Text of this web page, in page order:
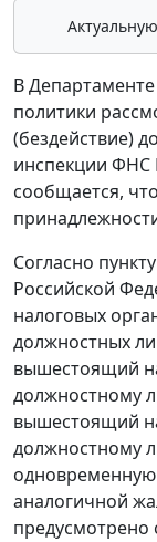
В
политики
(бездействие)
инспекции ФНС
сообщается,
Согласно
Российской
налоговых
должностных
вышестоящий
должностному
вышестоящий
должностному
аналогичной
предусмотрено